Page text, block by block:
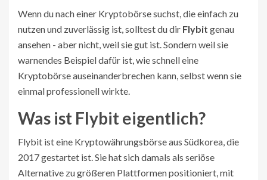
Wenn du nach einer Kryptobörse suchst, die einfach zu
nutzen und zuverlässig ist, solltest du dir Flybit genau
ansehen - aber nicht, weil sie gut ist. Sondern weil sie
warnendes Beispiel dafür ist, wie schnell eine
Kryptobörse auseinanderbrechen kann, selbst wenn sie
einmal professionell wirkte.
Was ist Flybit eigentlich?
Flybit ist eine Kryptowährungsbörse aus Südkorea, die
2017 gestartet ist. Sie hat sich damals als seriöse
Alternative zu größeren Plattformen positioniert, mit